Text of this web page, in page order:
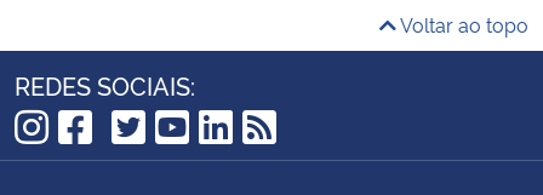
Voltar ao topo
REDES SOCIAIS:
Instagram
Facebook
TikTok
Twitter
YouTube
LinkedIn
RSS